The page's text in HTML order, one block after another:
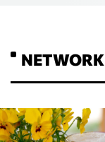
NETWORK